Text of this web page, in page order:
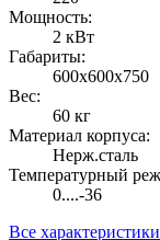
Мощность:
2 кВт
Габариты:
600х600х750
Вес:
60 кг
Материал корпуса:
Нерж.сталь
Температурный
0....-36
Все характеристики